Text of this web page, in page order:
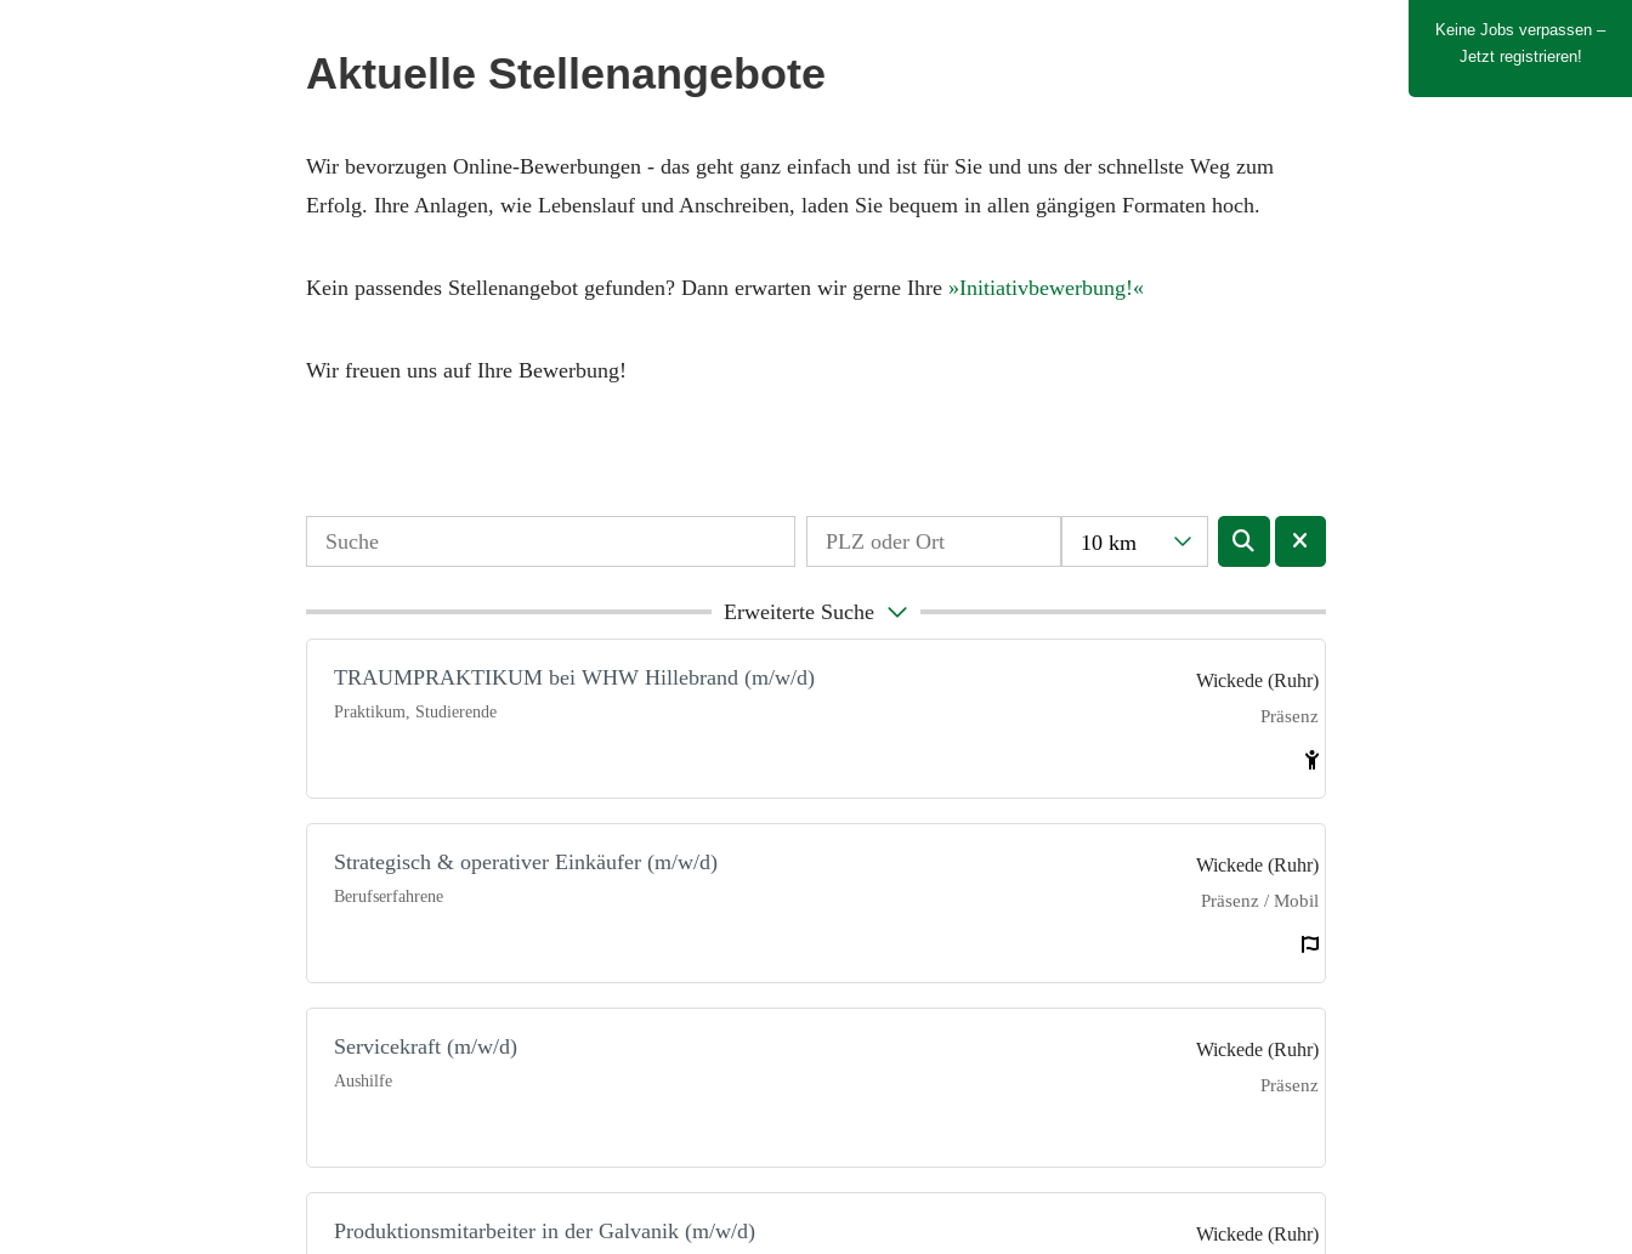
Aktuelle Stellenangebote
Wir bevorzugen Online-Bewerbungen - das geht ganz einfach und ist für Sie und uns der schnellste Weg zum
Erfolg. Ihre Anlagen, wie Lebenslauf und Anschreiben, laden Sie bequem in allen gängigen Formaten hoch.
Kein passendes Stellenangebot gefunden? Dann erwarten wir gerne Ihre Initiativbewerbung!
Wir freuen uns auf Ihre Bewerbung!
10 km
Erweiterte Suche
TRAUMPRAKTIKUM bei WHW Hillebrand (m/w/d)
Praktikum, Studierende
Wickede (Ruhr)
Präsenz
Strategisch & operativer Einkäufer (m/w/d)
Berufserfahrene
Wickede (Ruhr)
Präsenz / Mobil
Servicekraft (m/w/d)
Aushilfe
Wickede (Ruhr)
Präsenz
Produktionsmitarbeiter in der Galvanik (m/w/d) Wickede (Ruhr)
Keine Jobs verpassen –
Jetzt registrieren!